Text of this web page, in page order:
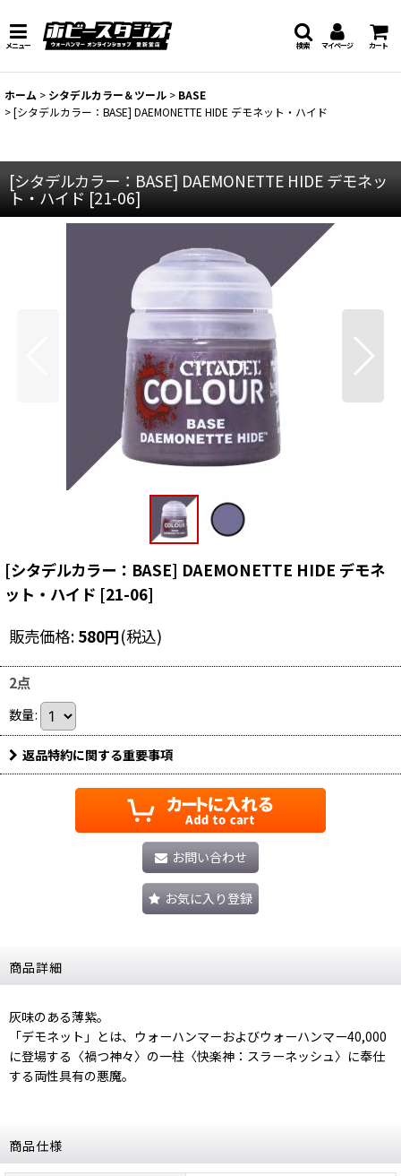
メニュー マイページ カート
検索
ホーム > シタデルカラー＆ツール > BASE
>[シタデルカラー：BASE] DAEMONETTE HIDE デモネット・ハイド
[シタデルカラー：BASE] DAEMONETTE HIDE デモネッ
ト・ハイド [21-06]
[シタデルカラー：BASE] DAEMONETTE HIDE デモネ
ット・ハイド [21-06]
販売価格: 580円(税込)
2点
数量:
返品特約に関する重要事項
お問い合わせ
お気に入り登録
商品詳細
灰味のある薄紫。
「デモネット」とは、ウォーハンマーおよびウォーハンマー40,000
に登場する〈禍つ神々〉の一柱〈快楽神：スラーネッシュ〉に奉仕
する両性具有の悪魔。
商品仕様